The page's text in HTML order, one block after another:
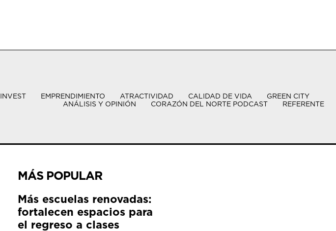
INVEST EMPRENDIMIENTO ATRACTIVIDAD CALIDAD DE VIDA
GREEN CITY
ANÁLISIS Y OPINIÓN
CORAZÓN DEL NORTE PODCAST REFERENTE
MÁS POPULAR
Más escuelas renovadas:
fortalecen espacios para
el regreso a clases